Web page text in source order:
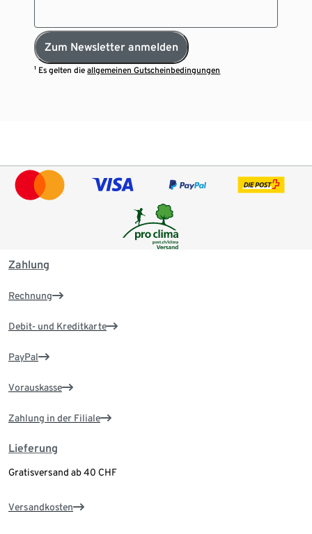
Zum Newsletter anmelden
¹ Es gelten dieallgemeinen Gutscheinbedingungen
Zahlung
Rechnung
Debit- und Kreditkarte
PayPal
Vorauskasse
Zahlung in der Filiale
Lieferung
Gratisversand ab 40 CHF
Versandkosten